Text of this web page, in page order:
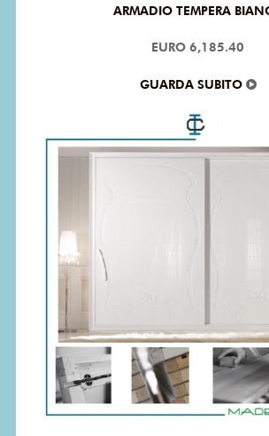
ARMADIO TEMPERA
EURO 6,185.40
GUARDA SUBITO